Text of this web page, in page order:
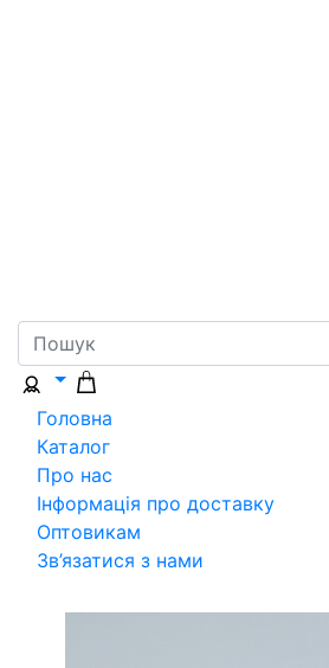
Головна
Каталог
Про нас
Інформація про доставку
Оптовикам
Зв’язатися з нами